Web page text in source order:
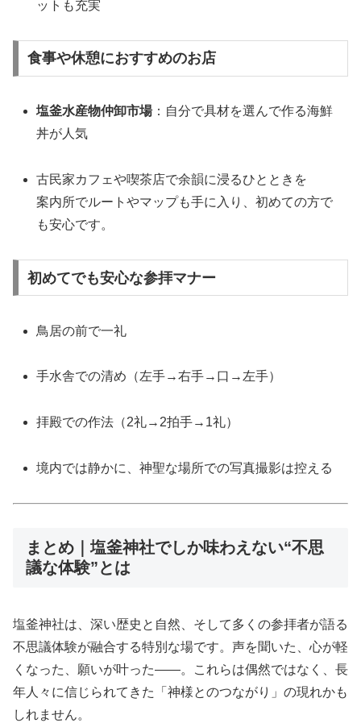
ットも充実
食事や休憩におすすめのお店
塩釜水産物仲卸市場：自分で具材を選んで作る海鮮
丼が人気
古民家カフェや喫茶店で余韻に浸るひとときを
案内所でルートやマップも手に入り、初めての方で
も安心です。
初めてでも安心な参拝マナー
鳥居の前で一礼
手水舎での清め（左手→右手→口→左手）
拝殿での作法（2礼→2拍手→1礼）
境内では静かに、神聖な場所での写真撮影は控える
まとめ｜塩釜神社でしか味わえない“不思
議な体験”とは
塩釜神社は、深い歴史と自然、そして多くの参拝者が語る
不思議体験が融合する特別な場です。声を聞いた、心が軽
くなった、願いが叶った――。これらは偶然ではなく、長
年人々に信じられてきた「神様とのつながり」の現れかも
しれません。